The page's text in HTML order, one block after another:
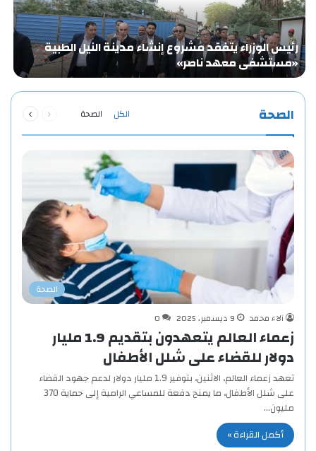
رئيس الوزراء يتفقد مشروع إنشاء مدينة النيل الطبية
«مستشفى معهد ناصر»
الصحة الكل الصحة الصفحةالصفحة
الصحة
آلاء محمد
9 ديسمبر، 2025 0
زعماء العالم يتعهدون بتقديم 1.9 مليار
دولار للقضاء على شلل الأطفال
تعهد زعماء العالم، الاثنين، بتوفير 1.9 مليار دولار لدعم جهود القضاء
على شلل الأطفال، ما يمنح دفعة للمساعي الرامية إلى حماية 370
مليون…
أكمل القراءة »